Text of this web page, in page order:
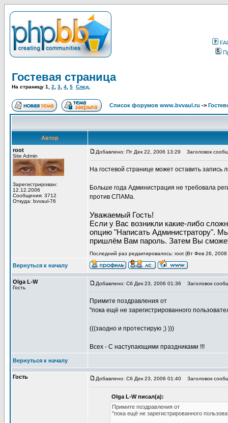
Гостевая страница
На страницу 1 2 3 4 5 След.
Список форумов www.bvvaul.ru ->
Автор
root
Site Admin
Зарегистрирован:
12.12.2006
Сообщения: 3712
Откуда: bvvaul-76
Добавлено: Пт Дек 22, 2006 13:29 Заголовок
На гостевой странице может оставить
Больше года Администрация не требовала
против СПАМа.
Уважаемый Гость!
Если у Вас возникли какие-либо
опцию "Написать Администратору".
пришлём Вам пароль. Затем Вы
Последний раз редактировалось: root (Вт Фев 26, 2008
Вернуться к началу
Olga L-W
Гость
Добавлено: Сб Дек 23, 2006 01:36 Заголовок
Примите поздравления от
"пока ещё не зарегистрированного
(((заодно и протестирую ;) )))
Всех - С наступающими праздниками !!!
Вернуться к началу
Гость Добавлено: Сб Дек 23, 2006 01:40 Заголовок
Olga L-W писал(а):
Примите поздравления от
"пока ещё не зарегистрированного